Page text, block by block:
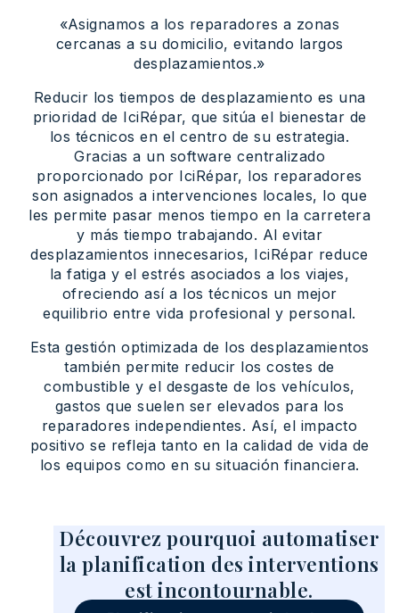
«Asignamos a los reparadores a zonas
cercanas a su domicilio, evitando largos
desplazamientos.»
Reducir los tiempos de desplazamiento es una
prioridad de IciRépar, que sitúa el bienestar de
los técnicos en el centro de su estrategia.
Gracias a un software centralizado
proporcionado por IciRépar, los reparadores
son asignados a intervenciones locales, lo que
les permite pasar menos tiempo en la carretera
y más tiempo trabajando. Al evitar
desplazamientos innecesarios, IciRépar reduce
la fatiga y el estrés asociados a los viajes,
ofreciendo así a los técnicos un mejor
equilibrio entre vida profesional y personal.
Esta gestión optimizada de los desplazamientos
también permite reducir los costes de
combustible y el desgaste de los vehículos,
gastos que suelen ser elevados para los
reparadores independientes. Así, el impacto
positivo se refleja tanto en la calidad de vida de
los equipos como en su situación financiera.
Découvrez pourquoi automatiser
la planification des interventions
est incontournable.